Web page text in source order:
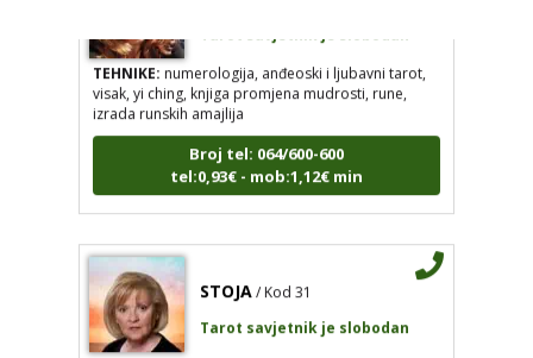
TEHNIKE:numerologija, anđeoski i ljubavni tarot,
visak, yi ching, knjiga promjena mudrosti, rune,
izrada runskih amajlija
Broj tel: 064/600-600
tel:0,93€ - mob:1,12€ min
Tarot savjetnik je slobodan
TEHNIKE:kristalna kugla, tarot, vidovitost, visak